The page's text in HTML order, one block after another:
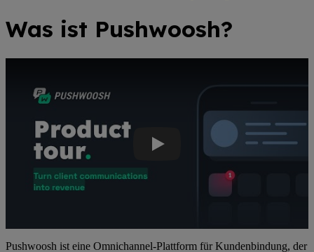
Was ist Pushwoosh?
Pushwoosh ist eine Omnichannel-Plattform für Kundenbindung, der